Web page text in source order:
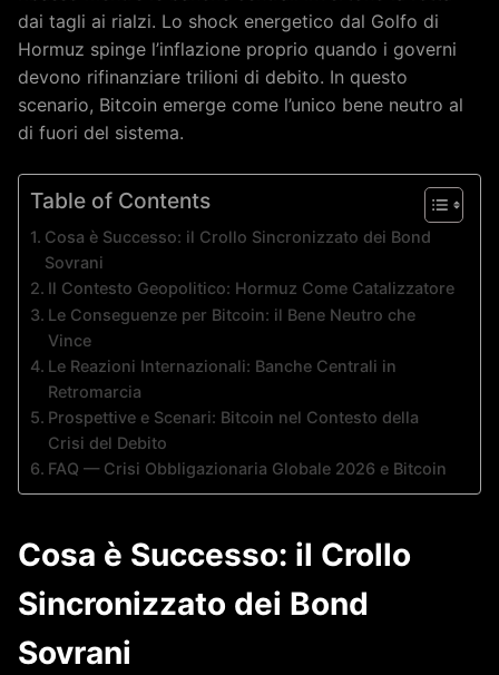
dai tagli ai rialzi. Lo shock energetico dal Golfo di
Hormuz spinge l’inflazione proprio quando i governi
devono rifinanziare trilioni di debito. In questo
scenario, Bitcoin emerge come l’unico bene neutro al
di fuori del sistema.
Table of Contents
Cosa è Successo: il Crollo Sincronizzato dei Bond
Sovrani
Il Contesto Geopolitico: Hormuz Come Catalizzatore
Le Conseguenze per Bitcoin: il Bene Neutro che
Vince
Le Reazioni Internazionali: Banche Centrali in
Retromarcia
Prospettive e Scenari: Bitcoin nel Contesto della
Crisi del Debito
FAQ — Crisi Obbligazionaria Globale 2026 e Bitcoin
Cosa è Successo: il Crollo
Sincronizzato dei Bond
Sovrani